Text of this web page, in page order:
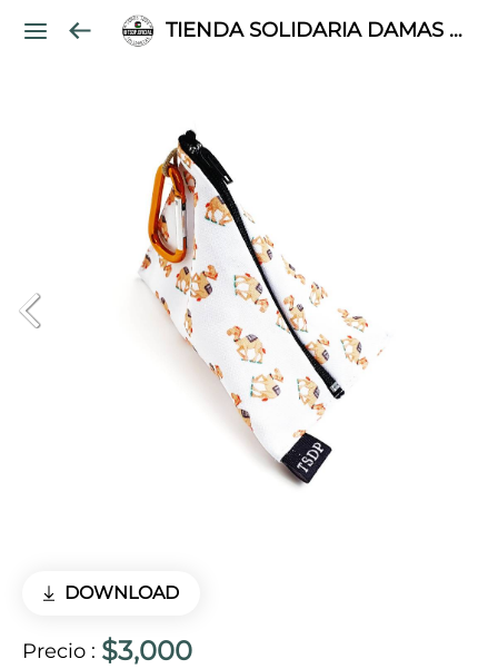
TIENDA SOLIDARIA DAMAS PALESTINAS
DOWNLOAD
Precio : $3,000